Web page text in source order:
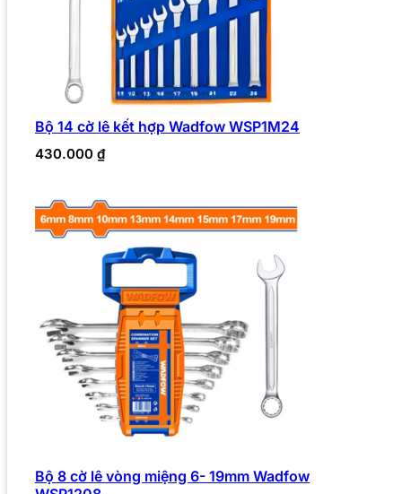
Bộ 14 cờ lê kết hợp Wadfow WSP1M24
430.000 ₫
Bộ 8 cờ lê vòng miệng 6- 19mm Wadfow